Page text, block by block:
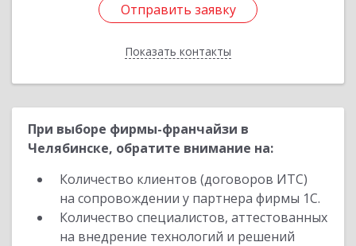
Отправить заявку
Показать контакты
Отправить заявку
Назад
При выборе фирмы-франчайзи в
Челябинске, обратите внимание на:
Количество клиентов (договоров ИТС)
на сопровождении у партнера фирмы 1С.
Количество специалистов, аттестованных
на внедрение технологий и решений